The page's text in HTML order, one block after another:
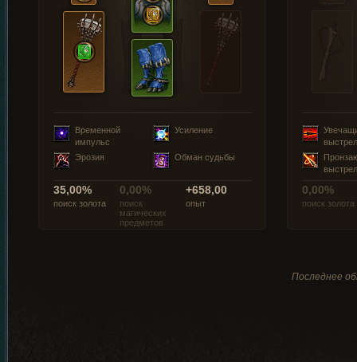
Временной
импульс
Усиление
Эрозия Обман судьбы
35,00%
поиск золота
0,00%
поиск
магических
предметов
+658,00
опыт
выстрел
выстрел
0,00%
поиск золота
Последнее